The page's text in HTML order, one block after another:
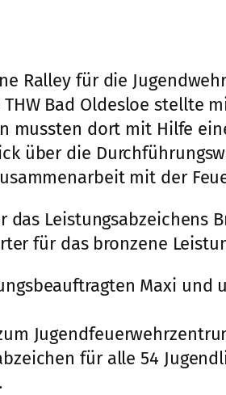
Ralley für die
Bad Oldesloe stellte
mussten dort mit Hilfe
über die
mit der
Leistungsabzeichens
für das bronzene
Maxi und
für alle 54